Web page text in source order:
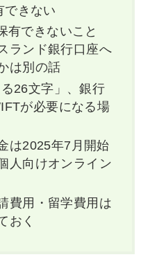
できない
有できないこと
ランド銀行口座へ
は別の話
26文字」、銀行
が必要になる場
は2025年7月開始
人向けオンライン
費用・留学費用は
おく